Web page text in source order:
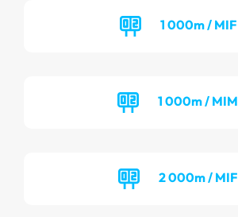
1 000m / MIF
1 000m / MIM
2 000m / MIF